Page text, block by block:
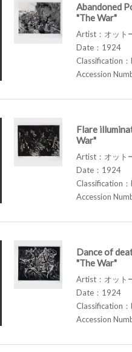
Abandoned
"The War"
Artist：オッ
Date：1924
Classification
Accession
Flare
War"
Artist：オッ
Date：1924
Classification
Accession
Dance of
"The War"
Artist：オッ
Date：1924
Classification
Accession